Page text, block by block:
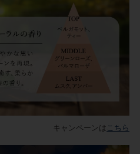
キャンペーンは こちら